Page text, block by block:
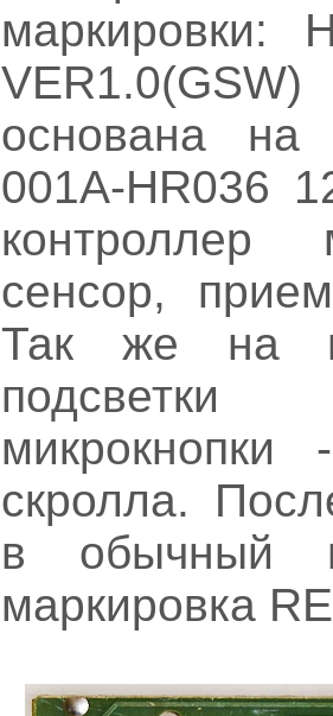
маркировки:
основана на
001A-HR036
сенсор,
Так же на
скролла.
в обычный
маркировка